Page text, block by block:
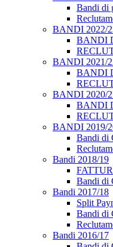
Bandi di
BANDI 2022/
BANDI
BANDI 2021/
BANDI
BANDI 2020/
BANDI
BANDI 2019/
Bandi di
Bandi 2018/19
Bandi di
Bandi 2017/18
Split
Bandi di
Bandi 2016/17